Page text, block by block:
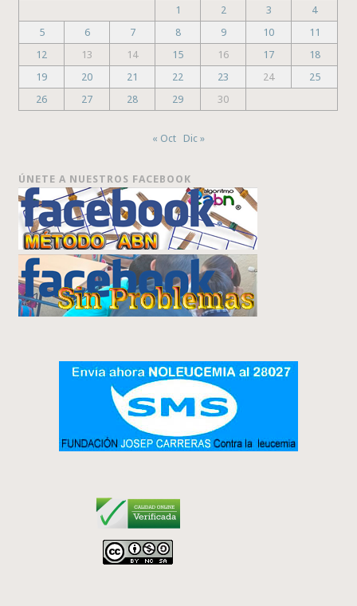
1
2 3
4
5
6 7 8 9 10
11
12
13 14 15 16 17
18
19
20 21 22 23 24
25
26
27 28 29 30
« Oct Dic »
ÚNETE A NUESTROS FACEBOOK